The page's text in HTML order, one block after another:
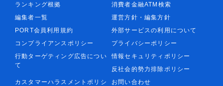
ランキング根拠
消費者金融ATM検索
編集者一覧
運営方針・編集方針
PORT会員利用規約
外部サービスの利用について
コンプライアンスポリシー
プライバシーポリシー
行動ターゲティング広告につい
て
情報セキュリティポリシー
反社会的勢力排除ポリシー
カスタマーハラスメントポリシ
お問い合わせ